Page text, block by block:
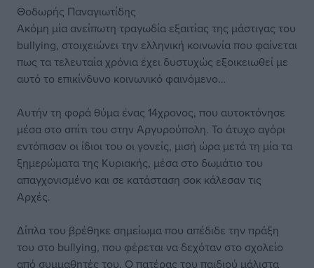
Θοδωρής Παναγιωτίδης
Ακόμη μία ανείπωτη τραγωδία εξαιτίας της μάστιγας του
bullying, στοιχειώνει την ελληνική κοινωνία που φαίνεται
πως τα τελευταία χρόνια έχει δυστυχώς εξοικειωθεί με
αυτό το επικίνδυνο κοινωνικό φαινόμενο…
Αυτήν τη φορά θύμα ένας 14χρονος, που αυτοκτόνησε
μέσα στο σπίτι του στην Αργυρούπολη. Το άτυχο αγόρι
εντόπισαν οι ίδιοι του οι γονείς, μισή ώρα μετά τη μία τα
ξημερώματα της Κυριακής, μέσα στο δωμάτιο του
απαγχονισμένο και σε κατάσταση σοκ κάλεσαν τις
Αρχές.
Δίπλα του βρέθηκε σημείωμα που απέδιδε την πράξη
του στο bullying, που φέρεται να δεχόταν στο σχολείο
από συμμαθητές του. Ο πατέρας του παιδιού μάλιστα